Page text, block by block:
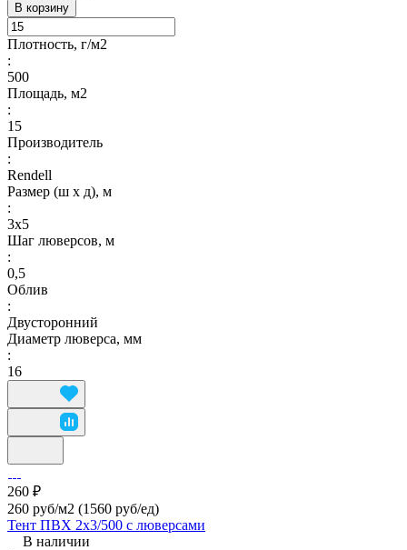
В корзину
Плотность, г/м2
:
500
Площадь, м2
:
15
Производитель
:
Rendell
Размер (ш х д), м
:
3х5
Шаг люверсов, м
:
0,5
Облив
:
Двусторонний
Диаметр люверса, мм
:
16
260 ₽
260 руб/м2 (1560 руб/eд)
Тент ПВХ 2х3/500 с люверсами
В наличии